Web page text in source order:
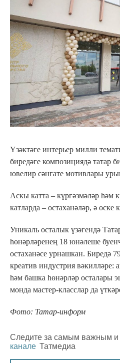
Үзәктәге интерьер милли
биредәге композициядә татар
ювелир сәнгате мотивлары
Аскы катта – күргәзмәләр һәм
катларда – остаханәләр, ә
Уникаль осталык үзәгендә
һөнәрләренең 18 юнәлеше
остаханәсе урнашкан. Биредә
креатив индустрия вәкилләре:
һәм башка һөнәрләр осталары
монда мастер-класслар да
Фото: Татар-информ
Следите за самым важным и
канале Татмедиа